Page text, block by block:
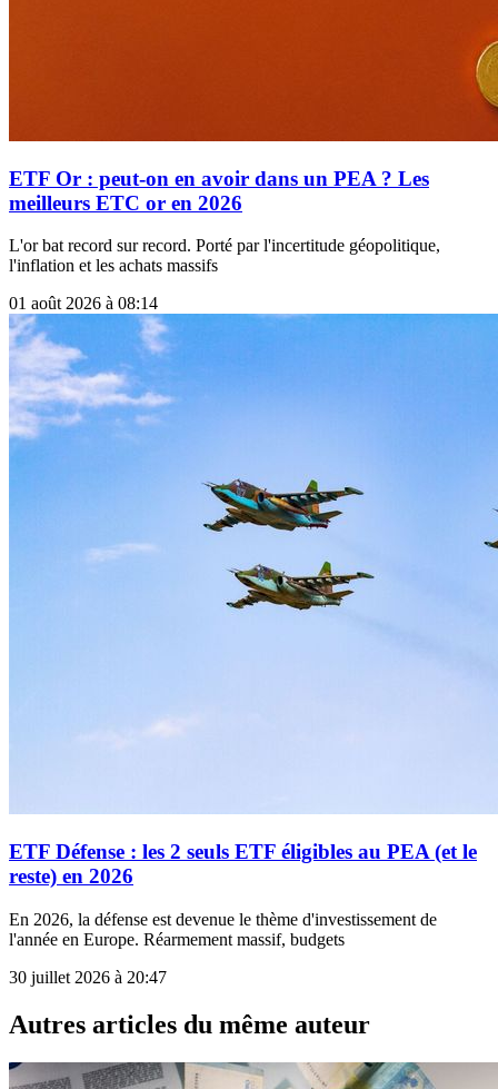
ETF Or : peut-on en avoir dans un PEA ? Les
meilleurs ETC or en 2026
L'or bat record sur record. Porté par l'incertitude géopolitique,
l'inflation et les achats massifs
01 août 2026 à 08:14
ETF Défense : les 2 seuls ETF éligibles au PEA (et le
reste) en 2026
En 2026, la défense est devenue le thème d'investissement de
l'année en Europe. Réarmement massif, budgets
30 juillet 2026 à 20:47
Autres articles du même auteur